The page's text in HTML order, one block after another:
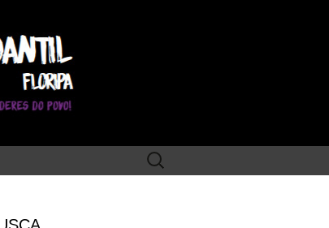
Pesquisar
por: